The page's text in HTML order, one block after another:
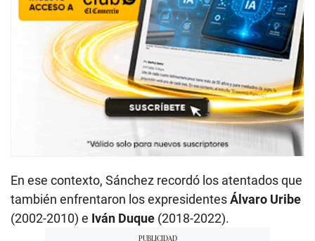
En ese contexto, Sánchez recordó los atentados que
también enfrentaron los expresidentesÁlvaro Uribe
(2002-2010) e Iván Duque (2018-2022).